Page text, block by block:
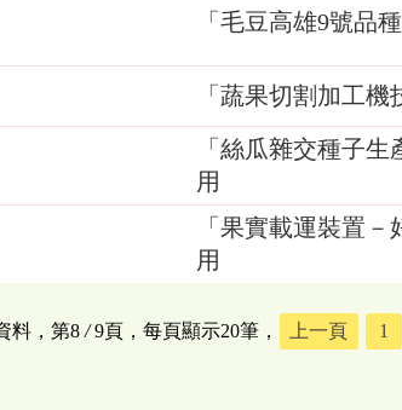
「毛豆高雄9號品
「蔬果切割加工
「絲瓜雜交種子
用
「果實載運裝置
用
料，第8/9頁，每頁顯示20筆， 上一頁 1